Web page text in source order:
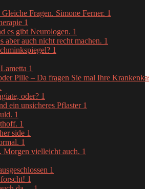
Gleiche Fragen. Simone Ferner. 1
1
es gibt Neurologen. 1
aber auch nicht recht machen. 1
1
1
Pille – Da fragen Sie mal Ihre
oder? 1
ein unsicheres Pflaster 1
1
1
side 1
1
Morgen vielleicht auch. 1
1
1